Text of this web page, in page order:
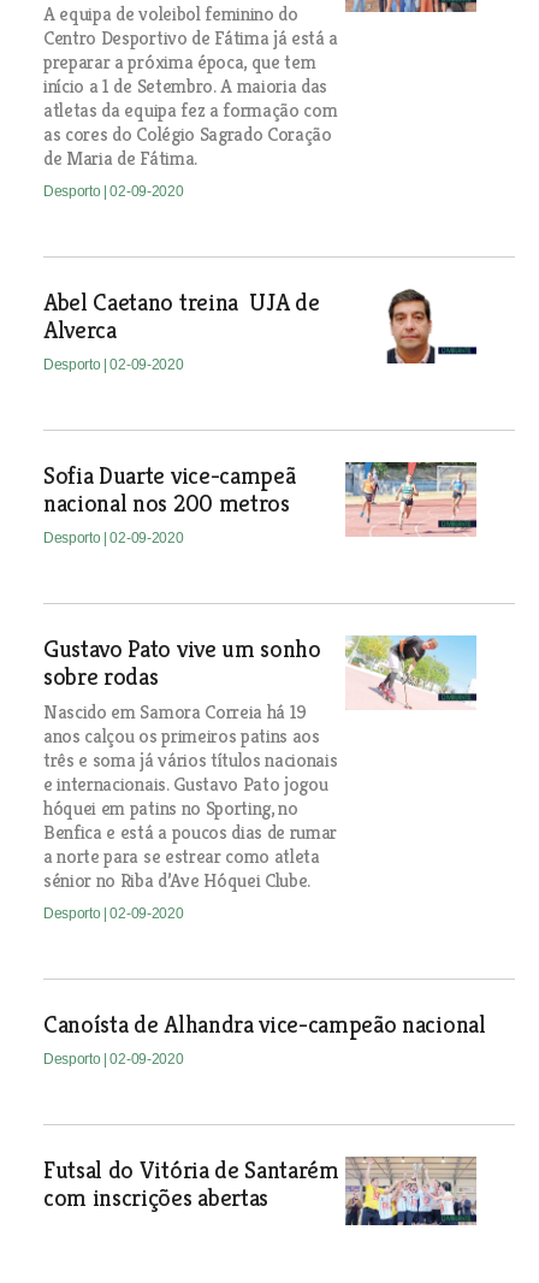
A equipa de voleibol feminino do
Centro Desportivo de Fátima já está a
preparar a próxima época, que tem
início a 1 de Setembro. A maioria das
atletas da equipa fez a formação com
as cores do Colégio Sagrado Coração
de Maria de Fátima.
Desporto | 02-09-2020
Abel Caetano treina UJA de
Alverca
Desporto | 02-09-2020
Sofia Duarte vice-campeã
nacional nos 200 metros
Desporto | 02-09-2020
Gustavo Pato vive um sonho
sobre rodas
Nascido em Samora Correia há 19
anos calçou os primeiros patins aos
três e soma já vários títulos nacionais
e internacionais. Gustavo Pato jogou
hóquei em patins no Sporting, no
Benfica e está a poucos dias de rumar
a norte para se estrear como atleta
sénior no Riba d’Ave Hóquei Clube.
Desporto | 02-09-2020
Canoísta de Alhandra vice-campeão nacional
Desporto | 02-09-2020
Futsal do Vitória de Santarém
com inscrições abertas